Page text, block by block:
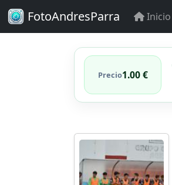
FotoAndresParra Inicio
Precio1.00 €